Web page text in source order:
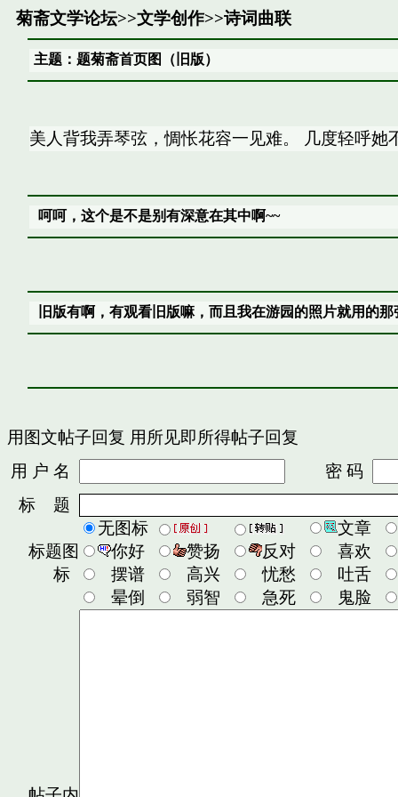
菊斋文学论坛>>文学创作>>诗词曲联
主题：题菊斋首页图（旧版）
美人背我弄琴弦，惆怅花容一见难。 几度轻呼
呵呵，这个是不是别有深意在其中啊~~
旧版有啊，有观看旧版嘛，而且我在游园的照片就用的那
用图文帖子回复 用所见即所得帖子回复
用 户 名
密 码
标 题
标题图
标
无图标
文章
你好
赞扬 反对
喜欢
摆谱
高兴 忧愁
吐舌
晕倒
弱智 急死 鬼脸